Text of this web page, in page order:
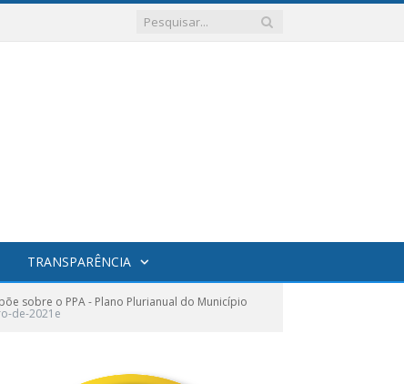
TRANSPARÊNCIA
sobre o PPA - Plano Plurianual do Município
de-2021e